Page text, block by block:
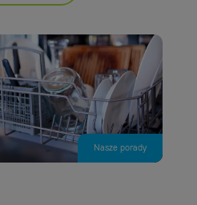
Nasze porady